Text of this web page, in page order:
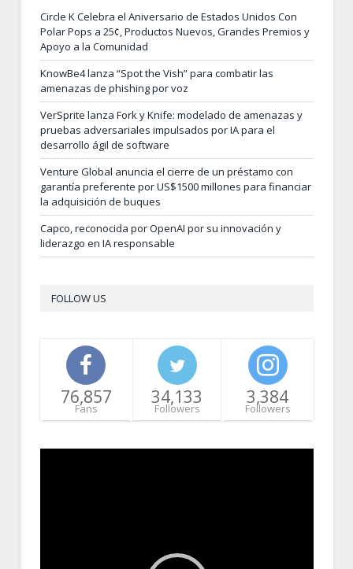
Circle K Celebra el Aniversario de Estados Unidos Con
Polar Pops a 25¢, Productos Nuevos, Grandes Premios y
Apoyo a la Comunidad
KnowBe4 lanza “Spot the Vish” para combatir las
amenazas de phishing por voz
VerSprite lanza Fork y Knife: modelado de amenazas y
pruebas adversariales impulsados por IA para el
desarrollo ágil de software
Venture Global anuncia el cierre de un préstamo con
garantía preferente por US$1500 millones para financiar
la adquisición de buques
Capco, reconocida por OpenAI por su innovación y
liderazgo en IA responsable
FOLLOW US
76,857
Fans
34,133
Followers
3,384
Followers